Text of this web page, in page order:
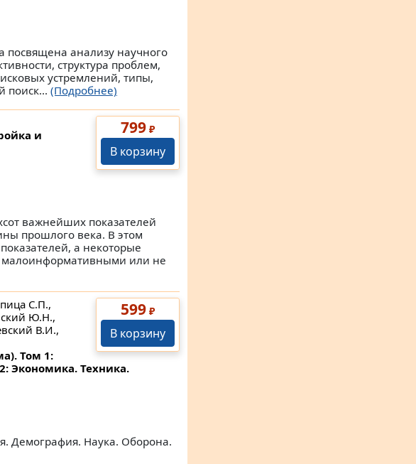
посвящена анализу научного
структура проблем,
устремлений, типы,
поиск... (Подробнее)
799 ₽
В корзину
и
важнейших показателей
прошлого века. В этом
а некоторые
малоинформативными или не
599 ₽
В корзину
С.П.,
Ю.Н.,
В.И.,
Том 1:
Экономика. Техника.
Демография. Наука. Оборона.